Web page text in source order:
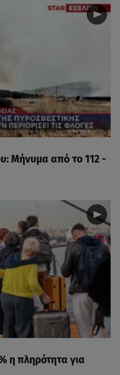
Μήνυμα από το 112 -
η πληρότητα για